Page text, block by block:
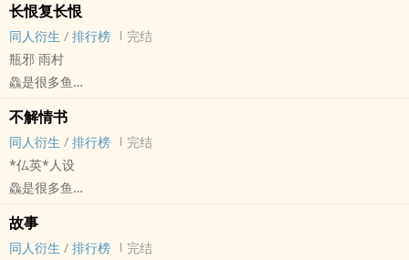
长恨复长恨
同人衍生 / 排行榜
完结
瓶邪 雨村
鱻是很多鱼
BL - 短篇 - 完结
不解情书
同人衍生 / 排行榜
完结
*仏英*人设
鱻是很多鱼
同人衍生 - 动漫同人 - BL
短篇 - 完结
故事
同人衍生 / 排行榜 完结